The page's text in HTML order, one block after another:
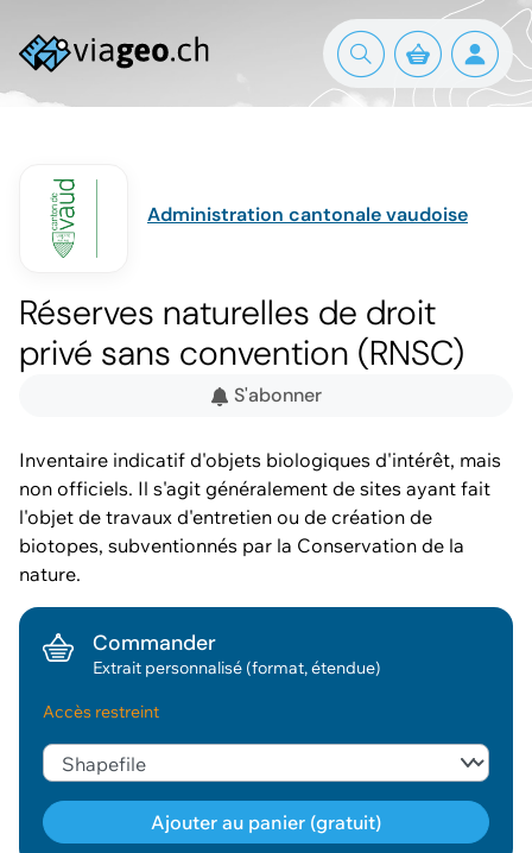
Administration cantonale vaudoise
Réserves naturelles de droit
privé sans convention (RNSC)
S'abonner
Inventaire indicatif d'objets biologiques d'intérêt, mais
non officiels. Il s'agit généralement de sites ayant fait
l'objet de travaux d'entretien ou de création de
biotopes, subventionnés par la Conservation de la
nature.
Commander
Extrait personnalisé (format, étendue)
Accès restreint
Ajouter au panier (gratuit)